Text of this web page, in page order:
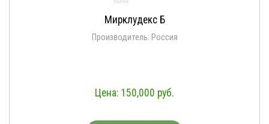
Мирклудекс Б
Производитель: Россия
150,000 руб.